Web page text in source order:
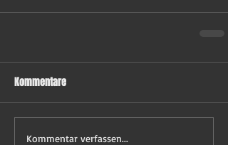
Kommentare
Kommentar verfassen...